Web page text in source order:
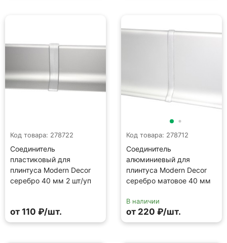
Код товара: 278722
Соединитель
пластиковый для
плинтуса Modern Decor
серебро 40 мм 2 шт/уп
от 110 ₽/шт.
Код товара: 278712
Соединитель
алюминиевый для
плинтуса Modern Decor
серебро матовое 40 мм
В наличии
от 220 ₽/шт.